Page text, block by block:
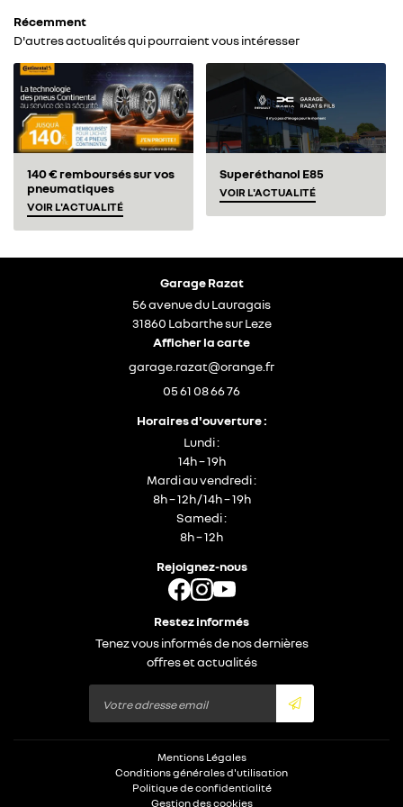
TUTOS
AVIS
Restez
Inscription
Récemment
D'autres actualités qui pourraient vous intéresser
140 € remboursés sur vos
pneumatiques
VOIR L'ACTUALITÉ
Superéthanol E85
VOIR L'ACTUALITÉ
Garage Razat
56 avenue du Lauragais
31860 Labarthe sur Leze
Afficher la carte
05 61 08 66 76
Horaires d'ouverture :
Lundi :
14h – 19h
Mardi au vendredi :
8h – 12h / 14h – 19h
Samedi :
8h – 12h
Rejoignez-nous
Restez informés
Tenez vous informés de nos dernières
offres et actualités
Mentions Légales
Conditions générales d'utilisation
Politique de confidentialité
Gestion des cookies